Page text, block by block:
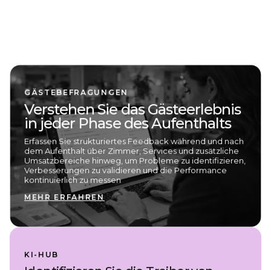
GÄSTEBEFRAGUNGEN
Verstehen Sie das Gästeerlebnis
in jeder Phase des Aufenthalts
Erfassen Sie strukturiertes Feedback während und nach
dem Aufenthalt über Zimmer, Services und zusätzliche
Umsatzbereiche hinweg, um Probleme zu identifizieren,
Verbesserungen zu validieren und die Performance
kontinuierlich zu messen
MEHR ERFAHREN
KI-HUB